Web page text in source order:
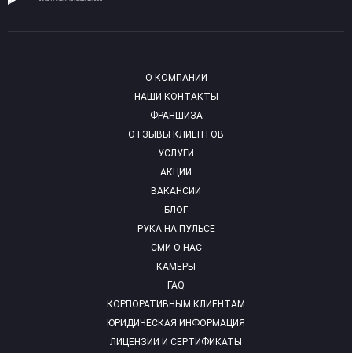
О КОМПАНИИ
НАШИ КОНТАКТЫ
ФРАНШИЗА
ОТЗЫВЫ КЛИЕНТОВ
УСЛУГИ
АКЦИИ
ВАКАНСИИ
БЛОГ
РУКА НА ПУЛЬСЕ
СМИ О НАС
КАМЕРЫ
FAQ
КОРПОРАТИВНЫМ КЛИЕНТАМ
ЮРИДИЧЕСКАЯ ИНФОРМАЦИЯ
ЛИЦЕНЗИИ И СЕРТИФИКАТЫ